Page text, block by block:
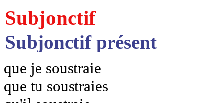
Subjonctif
Subjonctif présent
que je soustraie
que tu soustraies